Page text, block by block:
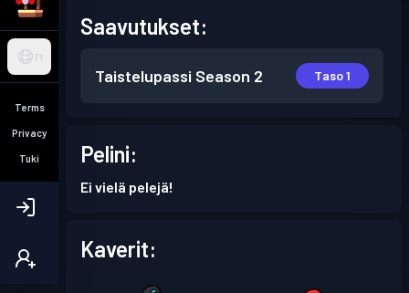
FI
Terms
Privacy
Tuki
Saavutukset:
Taistelupassi Season 2 Taso 1
Pelini:
Ei vielä pelejä!
Kaverit: